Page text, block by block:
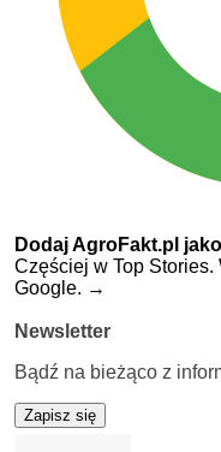
Dodaj AgroFakt.pl
Częściej w Top
Google. →
Newsletter
Bądź na bieżąco z
Zapisz się